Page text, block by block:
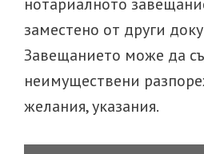
заместено от други
Завещанието може да
неимуществени
желания, указания.